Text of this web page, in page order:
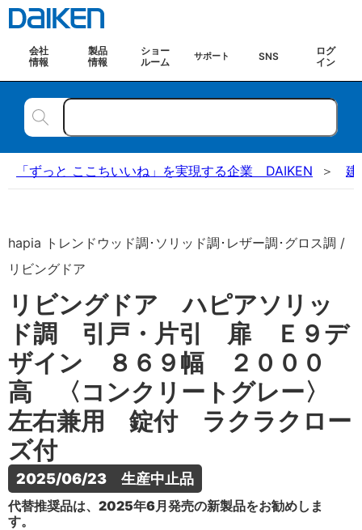
会社
情報
製品
情報
ショー
ルーム
サポート SNS
ログ
イン
「ずっと ここちいいね」を実現する企業 DAIKEN 建
hapia トレンドウッド調･ソリッド調･レザー調･グロス調 /
リビングドア
リビングドア ハピアソリッ
ド調 引戸・片引 扉 Ｅ９デ
ザイン ８６９幅 ２０００
高 〈コンクリートグレー〉
左右兼用 錠付 ラクラクロー
ズ付
2025/06/23　生産中止品
代替推奨品は、2025年6月発売の新製品をお勧めしま
す。